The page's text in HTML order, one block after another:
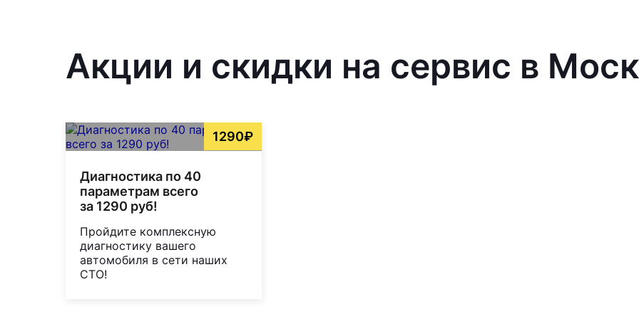
Акции и скидки на сервис в
1290₽
Диагностика по 40
параметрам всего
за 1290 руб!
Пройдите комплексную
диагностику вашего
автомобиля в сети наших
СТО!